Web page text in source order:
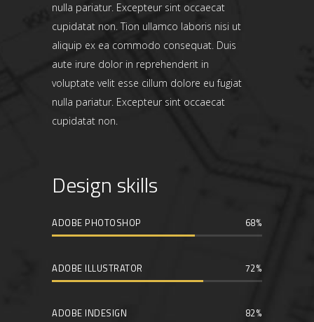
nulla pariatur. Excepteur sint occaecat
cupidatat non. Tion ullamco laboris nisi ut
aliquip ex ea commodo consequat. Duis
aute irure dolor in reprehenderit in
voluptate velit esse cillum dolore eu fugiat
nulla pariatur. Excepteur sint occaecat
cupidatat non.
Design skills
ADOBE PHOTOSHOP 68
ADOBE ILLUSTRATOR 72
ADOBE INDESIGN 82